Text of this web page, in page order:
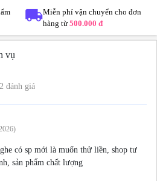
Miễn phí vận chuyển cho đơn
hàng từ500.000 đ
vụ
2 đánh giá
có sp mới là muốn thử liền, shop tư
sản phẩm chất lượng